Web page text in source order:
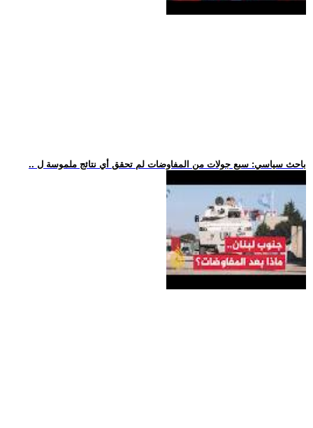
.. باحث سياسي: سبع جولات من المفاوضات لم تحقق أي نتائج ملموسة ل